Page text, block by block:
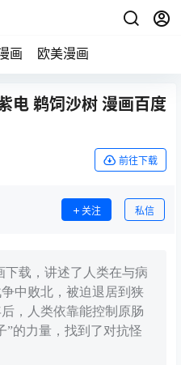
画 欧美漫画
电 鹈饲沙树 漫画百度
前往下载
关注 私信
下载，讲述了人类在与病
中败北，被迫退居到狭
，人类依靠能控制原肠
”的力量，找到了对抗怪